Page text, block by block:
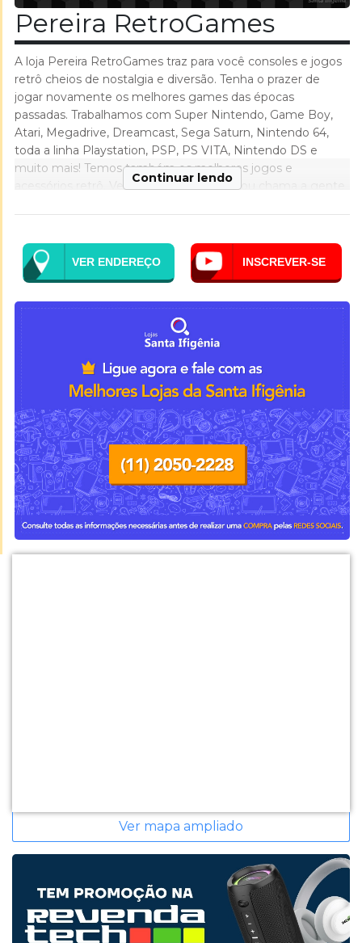
Pereira RetroGames
A loja Pereira RetroGames traz para você consoles e jogos
retrô cheios de nostalgia e diversão. Tenha o prazer de
jogar novamente os melhores games das épocas
passadas. Trabalhamos com Super Nintendo, Game Boy,
Atari, Megadrive, Dreamcast, Sega Saturn, Nintendo 64,
toda a linha Playstation, PSP, PS VITA, Nintendo DS e
muito mais! Temos também os melhores jogos e
acessórios retrô. Venha visitar nossa loja ou chama a gente
Continuar lendo
VER ENDEREÇO INSCREVER-SE
Ver mapa ampliado